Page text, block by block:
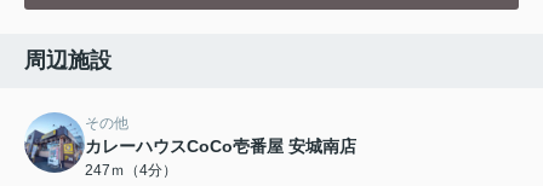
周辺施設
その他
カレーハウスCoCo壱番屋 安城南店
247ｍ（4分）